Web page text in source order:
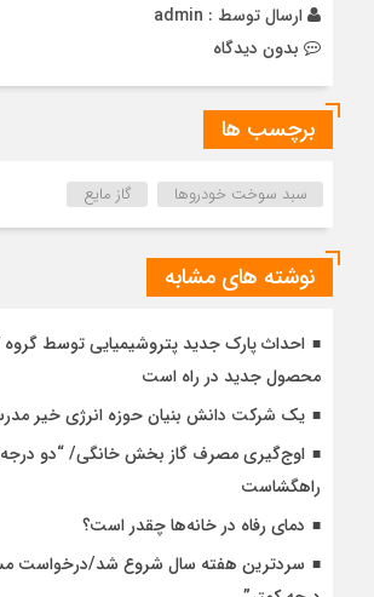
ارسال توسط : admin
بدون دیدگاه
برچسب ها
سبد سوخت خودروها گاز مایع
نوشته های مشابه
محصول جدید در راه است
یک شرکت دانش بنیان حوزه انرژی خیر
اوج‌گیری مصرف گاز بخش خانگی/ “دو درجه
راهگشاست
دمای رفاه در خانه‌ها چقدر است؟
سردترین هفته سال شروع شد/درخواست